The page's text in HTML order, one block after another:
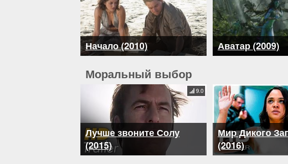
Начало (2010) Аватар (2009)
Моральный выбор
Лучше звоните Солу
(2015)
9.0
Мир Дикого
(2016)